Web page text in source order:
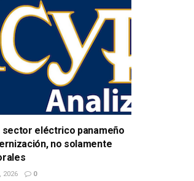
sector eléctrico panameño
no solamente
2026 0